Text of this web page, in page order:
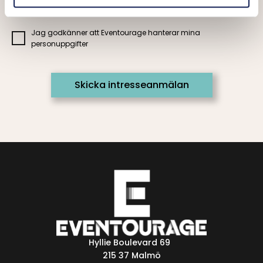
Jag godkänner att Eventourage hanterar mina
personuppgifter
Hyllie Boulevard 69
215 37 Malmö